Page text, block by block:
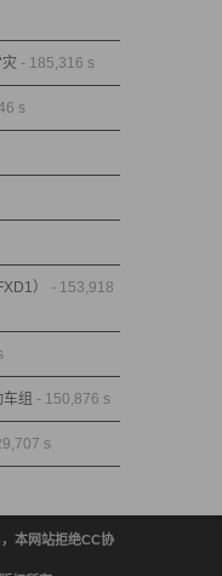
- 185,316 s
s
）
- 153,918
组 - 150,876 s
s
本网站拒绝CC协